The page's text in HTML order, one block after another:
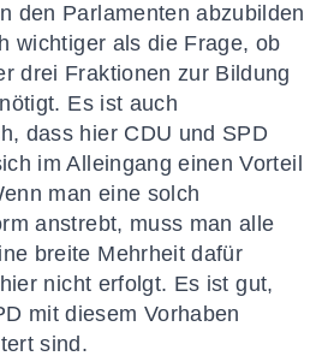
den Parlamenten abzubilden
wichtiger als die Frage, ob
drei Fraktionen zur Bildung
Es ist auch
dass hier CDU und SPD
im Alleingang einen Vorteil
man eine solch
anstrebt, muss man alle
breite Mehrheit dafür
nicht erfolgt. Es ist gut,
mit diesem Vorhaben
sind.